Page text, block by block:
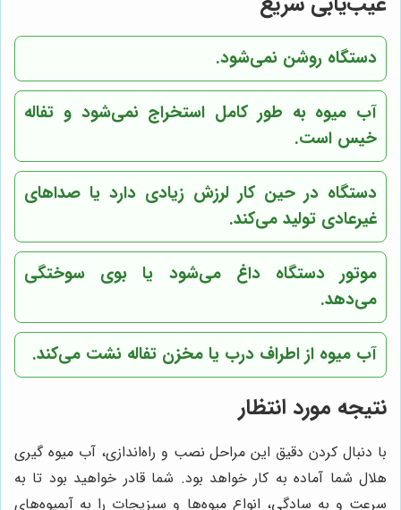
دستگاه روشن نمی‌شود.
آب میوه به طور کامل استخراج نمی‌شود و تفاله
خیس است.
دستگاه در حین کار لرزش زیادی دارد یا صداهای
غیرعادی تولید می‌کند.
موتور دستگاه داغ می‌شود یا بوی سوختگی
می‌دهد.
آب میوه از اطراف درب یا مخزن تفاله نشت می‌کند.
نتیجه مورد انتظار
با دنبال کردن دقیق این مراحل نصب و راه‌اندازی، آب میوه گیری
هلال شما آماده به کار خواهد بود. شما قادر خواهید بود تا به
سرعت و به سادگی، انواع میوه‌ها و سبزیجات را به آبمیوه‌های